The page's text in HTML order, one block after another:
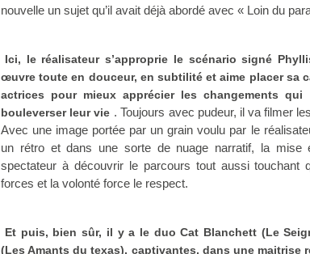
nouvelle un sujet qu’il avait déjà abordé avec « Loin du
Ici, le réalisateur s’approprie le scénario signé
œuvre toute en douceur, en subtilité et aime placer sa
actrices pour mieux apprécier les changements
bouleverser leur vie . Toujours avec pudeur, il va filmer
Avec une image portée par un grain voulu par le
un rétro et dans une sorte de nuage narratif, la
spectateur à découvrir le parcours tout aussi touchant
forces et la volonté force le respect.
Et puis, bien sûr, il y a le duo Cat Blanchett (Le
(Les Amants du texas), captivantes, dans une maitrise